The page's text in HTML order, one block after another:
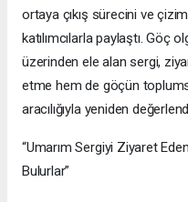
ortaya çıkış sürecini ve
katılımcılarla paylaştı. Göç
üzerinden ele alan sergi,
etme hem de göçün
aracılığıyla yeniden
“Umarım Sergiyi Ziyaret
Bulurlar”